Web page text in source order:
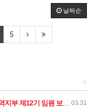
날짜순
5
+
03.31
임원 보궐선거결과 공고